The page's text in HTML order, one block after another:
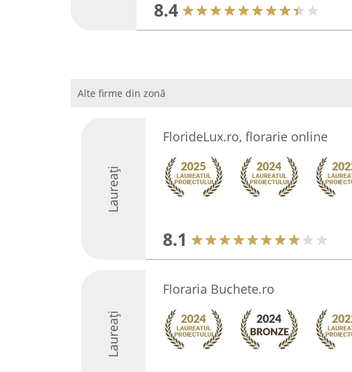
8.4
Alte firme din zonă
Laureați
FlorideLux.ro, florarie online
8.1
Laureați
Floraria Buchete.ro